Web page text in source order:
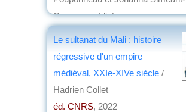
Germanos (dir.)
Le sultanat du Mali : histoire
régressive d'un empire
médiéval, XXIe-XIVe siècle /
Hadrien Collet
éd. CNRS, 2022